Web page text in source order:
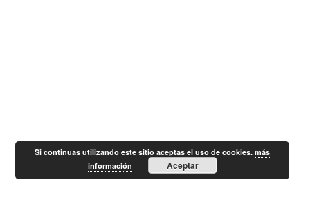
Si continuas utilizando este sitio aceptas el uso de cookies.más
información
Aceptar